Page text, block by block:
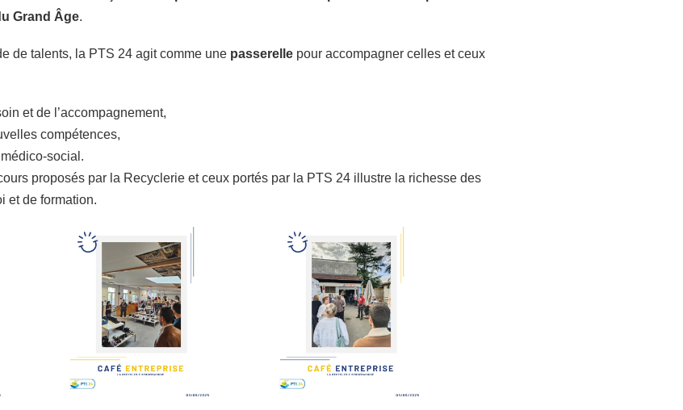
Grand Âge.
de talents, la PTS 24 agit comme une passerelle pour accompagner celles et ceux
et de l’accompagnement,
compétences,
social.
proposés par la Recyclerie et ceux portés par la PTS 24 illustre la richesse des
et de formation.